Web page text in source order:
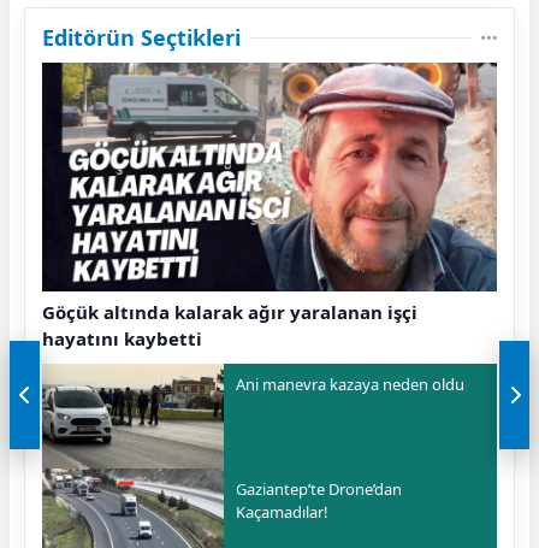
Editörün Seçtikleri
Göçük altında kalarak ağır yaralanan işçi
hayatını kaybetti
Ani manevra kazaya neden oldu
Gaziantep’te Drone’dan
Kaçamadılar!